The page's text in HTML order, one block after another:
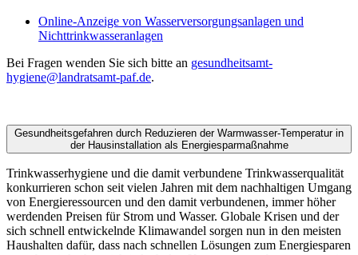
Online-Anzeige von Wasserversorgungsanlagen und
Nichttrinkwasseranlagen
Bei Fragen wenden Sie sich bitte an gesundheitsamt-
hygiene@landratsamt-paf.de.
Gesundheitsgefahren durch Reduzieren der Warmwasser-Temperatur in
der Hausinstallation als Energiesparmaßnahme
Trinkwasserhygiene und die damit verbundene Trinkwasserqualität
konkurrieren schon seit vielen Jahren mit dem nachhaltigen Umgang
von Energieressourcen und den damit verbundenen, immer höher
werdenden Preisen für Strom und Wasser. Globale Krisen und der
sich schnell entwickelnde Klimawandel sorgen nun in den meisten
Haushalten dafür, dass nach schnellen Lösungen zum Energiesparen